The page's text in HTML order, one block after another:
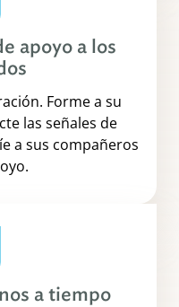
apoyo a los
Forme a su
las señales de
a sus compañeros
a tiempo